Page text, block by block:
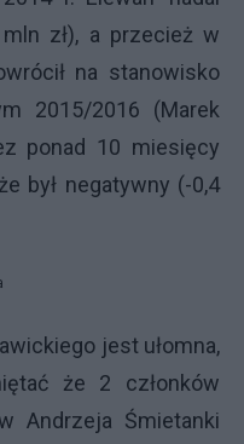
zł), a przecież w
na stanowisko
2015/2016 (Marek
ponad 10 miesięcy
był negatywny (-0,4
jest ułomna,
że 2 członków
Andrzeja Śmietanki